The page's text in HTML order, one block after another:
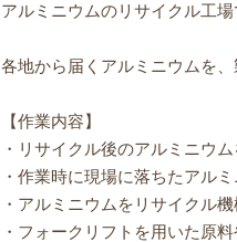
アルミニウムのリサイクル工場
各地から届くアルミニウムを
【作業内容】
・リサイクル後のアルミニウ
・作業時に現場に落ちたアル
・アルミニウムをリサイクル
・フォークリフトを用いた原